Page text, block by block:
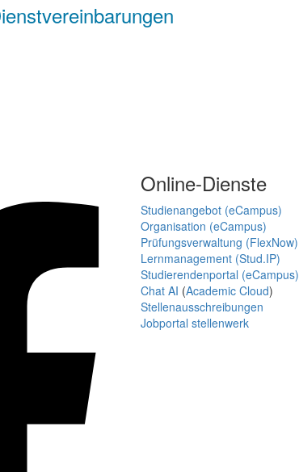
Online-Dienste
Studienangebot (eCampus)
Organisation (eCampus)
Prüfungsverwaltung (FlexNow)
Lernmanagement (Stud.IP)
Studierendenportal (eCampus)
Chat AI (Academic Cloud)
Stellenausschreibungen
Jobportal stellenwerk